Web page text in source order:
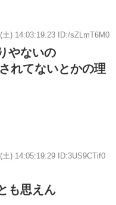
土) 14:03:19.23 ID:/sZLmT6M0
やないの
れてないとかの理
土) 14:05:19.29 ID:3US9CTif0
も思えん